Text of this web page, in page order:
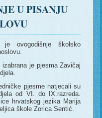
U PISANJU
je ovogodišnje školsko
je pjesma Zavičaj
pjesme natjecali su
od VI. do IX.razreda.
hrvatskog jezika Marija
škole Zorica Sentić.